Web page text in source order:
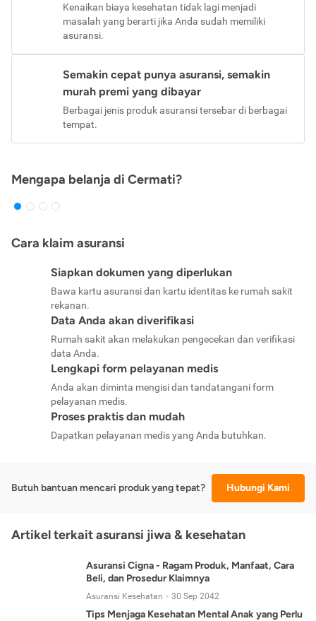
Kenaikan biaya kesehatan tidak lagi menjadi
masalah yang berarti jika Anda sudah memiliki
asuransi.
Semakin cepat punya asuransi, semakin
murah premi yang dibayar
Berbagai jenis produk asuransi tersebar di berbagai
tempat.
Mengapa belanja di Cermati?
Cara klaim asuransi
Siapkan dokumen yang diperlukan
Bawa kartu asuransi dan kartu identitas ke rumah sakit
rekanan.
Data Anda akan diverifikasi
Rumah sakit akan melakukan pengecekan dan verifikasi
data Anda.
Lengkapi form pelayanan medis
Anda akan diminta mengisi dan tandatangani form
pelayanan medis.
Proses praktis dan mudah
Dapatkan pelayanan medis yang Anda butuhkan.
Butuh bantuan mencari produk yang tepat? Hubungi Kami
Artikel terkait asuransi jiwa & kesehatan
Asuransi Cigna - Ragam Produk, Manfaat, Cara
Beli, dan Prosedur Klaimnya
Asuransi Kesehatan 30 Sep 2042
Tips Menjaga Kesehatan Mental Anak yang Perlu